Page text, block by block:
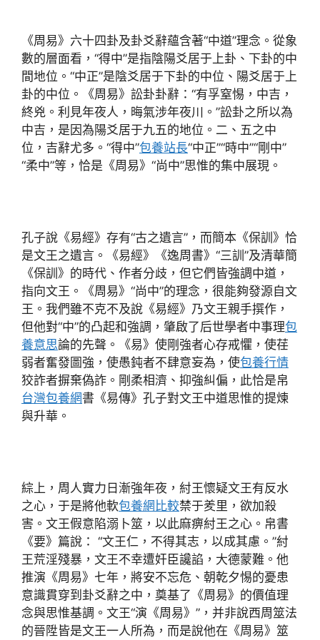
《周易》六十四卦及卦爻辭蘊含著“中道”理念。從象
數的層面看，“得中”是指陰陽爻居于上卦、下卦的中
間地位。“中正”是陰爻居于下卦的中位、陽爻居于上
卦的中位。《周易》訟卦卦辭：“有孚窒惕，中吉，
終兇。利見年夜人，晦氣涉年夜川。”訟卦之所以為
中吉，是因為陽爻居于九五的地位。二、五之中
位，吉辭尤多。“得中”包養站長“中正”“時中”“剛中”
“柔中”等，恰是《周易》“尚中”思惟的集中展現。
孔子說《易經》存有“古之遺言”，而簡本《保訓》恰
是文王之遺言。《易經》《逸周書》“三訓”及清華簡
《保訓》的時代、作者分歧，但它們皆強調中道，
指向文王。《周易》“尚中”的理念，很能夠發源自文
王。我們雖不克不及說《易經》乃文王親手撰作，
但他對“中”的凸起和強調，肇啟了后世學者中事理包
養意思論的先聲。《易》使剛強者心存戒懼，使荏
弱者奮發圖強，使愚鈍者不肆意妄為，使包養行情
狡詐者摒棄偽詐。剛柔相濟、抑強糾偏，此恰是帛
台灣包養網書《易傳》孔子對文王中道思惟的提煉
與升華。
綜上，周人實力日漸強年夜，紂王懷疑文王有反水
之心，于是將他軟包養網比較禁于羑里，欲加殺
害。文王假意陷溺卜筮，以此麻痹紂王之心。帛書
《要》篇說： “文王仁，不得其志，以成其慮。”紂
王荒淫殘暴，文王不幸遭奸臣讒諂，大德蒙難。他
推演《周易》七年，將安不忘危、朝乾夕惕的憂患
意識貫穿到卦爻辭之中，奠基了《周易》的價值理
念與思惟基調。文王“演《周易》”，并非說西周筮法
的晉陞皆是文王一人所為，而是說他在《周易》筮